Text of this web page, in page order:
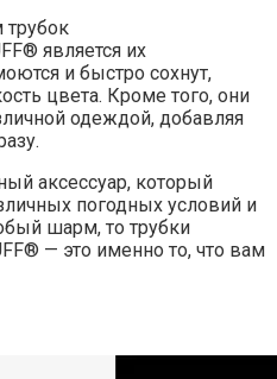
является их
и быстро сохнут,
цвета. Кроме того, они
одеждой, добавляя
аксессуар, который
погодных условий и
шарм, то трубки
— это именно то, что вам